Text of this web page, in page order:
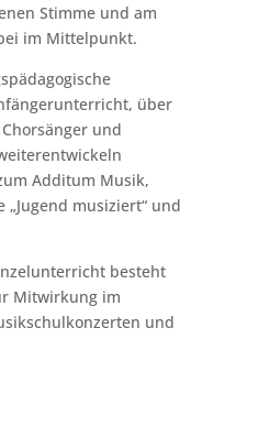
Stimme und am
im Mittelpunkt.
über
und
Additum Musik,
musiziert“ und
besteht
Mitwirkung im
und